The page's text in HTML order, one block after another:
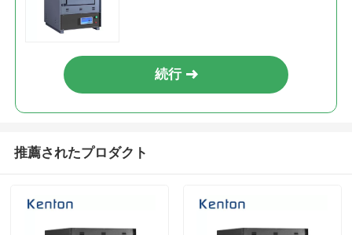
続行
推薦されたプロダクト